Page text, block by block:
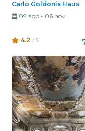
Carlo Goldonis Haus
09 ago- 06 nov
4.2 / 5